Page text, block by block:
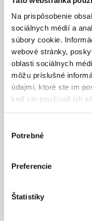
Na prispôsobenie
sociálnych médií a
súbory cookie.
webové stránky,
oblasti sociálnych
môžu príslušné
údajmi, ktoré ste im
keď ste používali ich
súhlasu
Potrebné
Preferencie
Štatistiky
Termín
pracovník
Hľadáme
Hlavnou...
Martin
P. J. Servis, s. r. o.
Termín
pracovník
Martin